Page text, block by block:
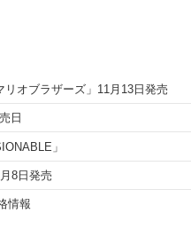
オブラザーズ」11月13日発売
日
」
8日発売
情報